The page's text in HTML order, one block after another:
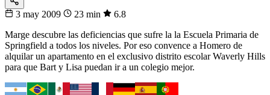
3 may 2009 23 min
6.8
Marge descubre las deficiencias que sufre la la Escuela Primaria de
Springfield a todos los niveles. Por eso convence a Homero de
alquilar un apartamento en el exclusivo distrito escolar Waverly Hills
para que Bart y Lisa puedan ir a un colegio mejor.